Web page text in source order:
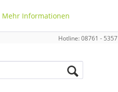
Hotline: 08761 - 5357
Mehr Informationen